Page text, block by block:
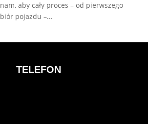
aby cały proces – od pierwszego
pojazdu –...
TELEFON